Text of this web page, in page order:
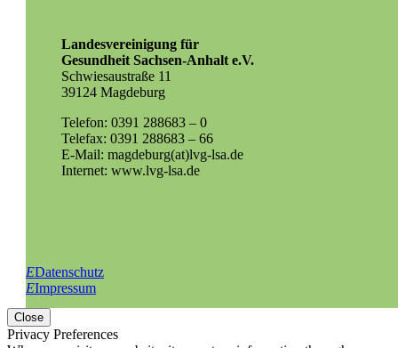
Landesvereinigung für
Gesundheit Sachsen-Anhalt e.V.
Schwiesaustraße 11
39124 Magdeburg
Telefon: 0391 288683 – 0
Telefax: 0391 288683 – 66
E-Mail: magdeburg(at)lvg-lsa.de
Internet: www.lvg-lsa.de
EDatenschutz
EImpressum
Close
Privacy Preferences